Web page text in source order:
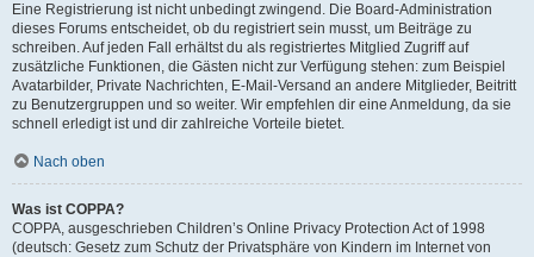
Eine Registrierung ist nicht unbedingt zwingend. Die Board-Administration
dieses Forums entscheidet, ob du registriert sein musst, um Beiträge zu
schreiben. Auf jeden Fall erhältst du als registriertes Mitglied Zugriff auf
zusätzliche Funktionen, die Gästen nicht zur Verfügung stehen: zum Beispiel
Avatarbilder, Private Nachrichten, E-Mail-Versand an andere Mitglieder, Beitritt
zu Benutzergruppen und so weiter. Wir empfehlen dir eine Anmeldung, da sie
schnell erledigt ist und dir zahlreiche Vorteile bietet.
Nach oben
Was ist COPPA?
COPPA, ausgeschrieben Children’s Online Privacy Protection Act of 1998
(deutsch: Gesetz zum Schutz der Privatsphäre von Kindern im Internet von